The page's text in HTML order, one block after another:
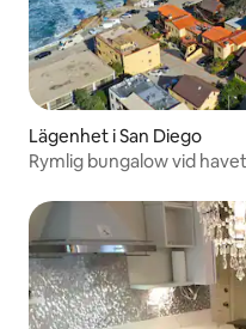
Lägenhet i San Diego
Rymlig bungalow vid